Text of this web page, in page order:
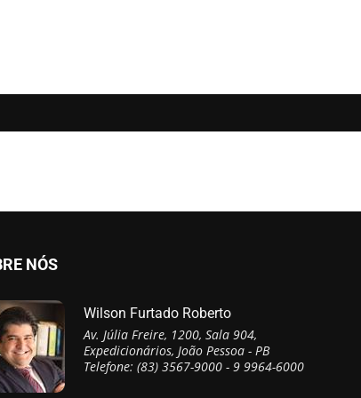
NÓS
Wilson Furtado Roberto
Av. Júlia Freire, 1200, Sala 904,
Expedicionários, João Pessoa - PB
Telefone: (83) 3567-9000 - 9 9964-6000